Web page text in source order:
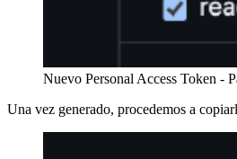
Nuevo Personal Access Token -
Una vez generado, procedemos a